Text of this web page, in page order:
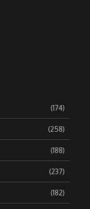
(174)
(258)
(188)
(237)
(182)